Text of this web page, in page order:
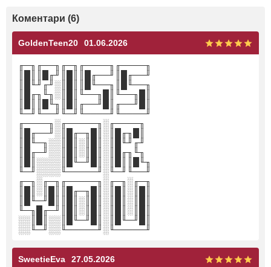
Коментари (6)
GoldenTeen20 01.06.2026
╓─╖╓──╖╓─╖╓────╖╓────╖
║█║║█╓╜║█║║█╓──╜║█╓──╜
║█╙╜╓╜░║█║║█╙──╖║█╙──╖
║█╓╖╙╖░║█║╙──╖█║╙──╖█║
║█║║█╙╖║█║╓──╜█║╓──╜█║
╙─╜╙──╜╙─╜╙────╜╙────╜
╓────╖░╓─────╖░╓────╖
║█╓──╜░║█╓─╖█║░║█╓╖█║
║█╙─╖░░║█║░║█║░║█╙╜╓╜
║█╓─╜░░║█║░║█║░║█╓╖╙╖
║█║░░░░║█╙─╜█║░║█║║█╙╖
╙─╜░░░░╙─────╜░╙─╜╙──╜
╓─╖░╓─╖╓─────╖░╓─╖░╓─╖
║█║░║█║║█╓─╖█║░║█║░║█║
║█╙─╜█║║█║░║█║░║█║░║█║
╙─╖█╓─╜║█║░║█║░║█║░║█║
░░║█║░░║█╙─╜█║░║█╙─╜█║
░░╙─╜░░╙─────╜░╙─────╜
SweetieEva 27.05.2026